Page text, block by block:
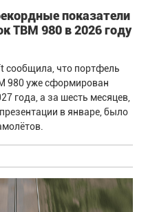
показатели
TBM 980 в 2026 году
сообщила, что портфель
980 уже сформирован
года, а за шесть месяцев,
в январе, было